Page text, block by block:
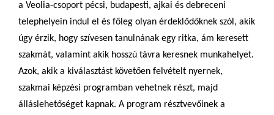
a Veolia-csoport pécsi, budapesti, ajkai és debreceni
telephelyein indul el és főleg olyan érdeklődőknek szól, akik
úgy érzik, hogy szívesen tanulnának egy ritka, ám keresett
szakmát, valamint akik hosszú távra keresnek munkahelyet.
Azok, akik a kiválasztást követően felvételt nyernek,
szakmai képzési programban vehetnek részt, majd
álláslehetőséget kapnak. A program résztvevőinek a